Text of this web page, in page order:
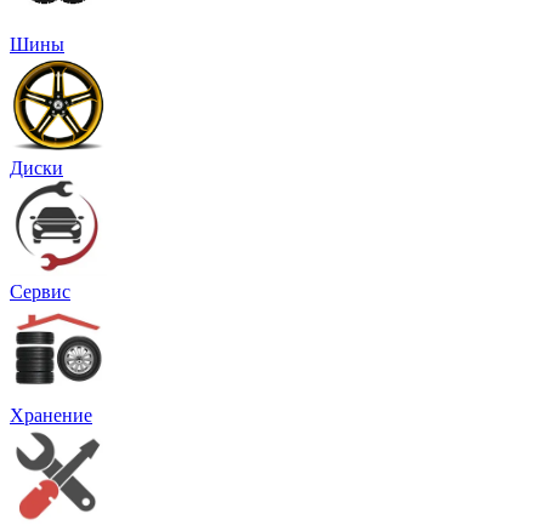
Шины
Диски
Сервис
Хранение